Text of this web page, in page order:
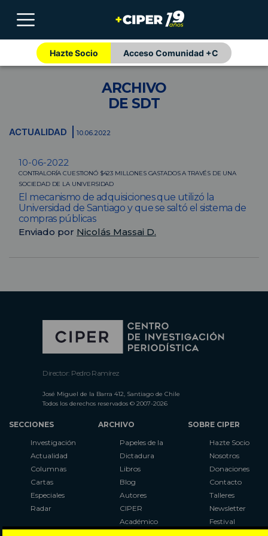
Hazte Socio Acceso Comunidad +C
ARCHIVO
DE SDT
ACTUALIDAD 10.06.2022
10-06-2022
CONTRALORÍA CUESTIONÓ $423 MILLONES GASTADOS A TRAVÉS DE UNA
SOCIEDAD DE LA UNIVERSIDAD
El mecanismo de adquisiciones que utilizó la
Universidad de Santiago y que se saltó el sistema de
compras públicas
Enviado por Nicolás Massai D.
Director: Pedro Ramírez
José Miguel de la Barra 412, Santiago de Chile
Todos los derechos reservados © 2007-2026
SECCIONES
Investigación
Actualidad
Columnas
Cartas
Especiales
Radar
ARCHIVO
Papeles de la
Dictadura
Libros
Blog
Autores
CIPER
Académico
SOBRE CIPER
Hazte Socio
Nosotros
Donaciones
Contacto
Talleres
Newsletter
Festival